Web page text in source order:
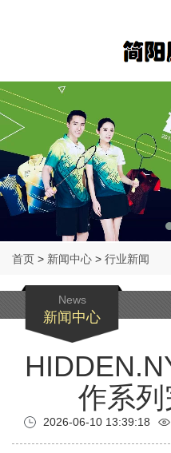
首页 > 新闻中心 > 行业新闻
News
新闻中心
作系列
2026-06-10 13:39:18